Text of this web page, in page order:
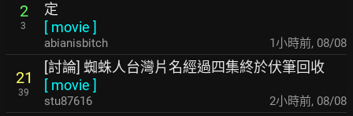
2
3
定
[ movie ]
abianisbitch 1小時前, 08/08
21
39
[討論] 蜘蛛人台灣片名經過四集終於伏筆回收
[ movie ]
stu87616 2小時前, 08/08